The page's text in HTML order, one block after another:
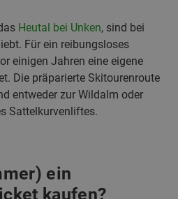
Heutal bei Unken, sind bei
Für ein reibungsloses
einigen Jahren eine eigene
Die präparierte Skitourenroute
entweder zur Wildalm oder
Sattelkurvenliftes.
ein
kaufen?